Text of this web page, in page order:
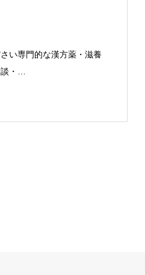
い専門的な漢方薬・滋養
・…